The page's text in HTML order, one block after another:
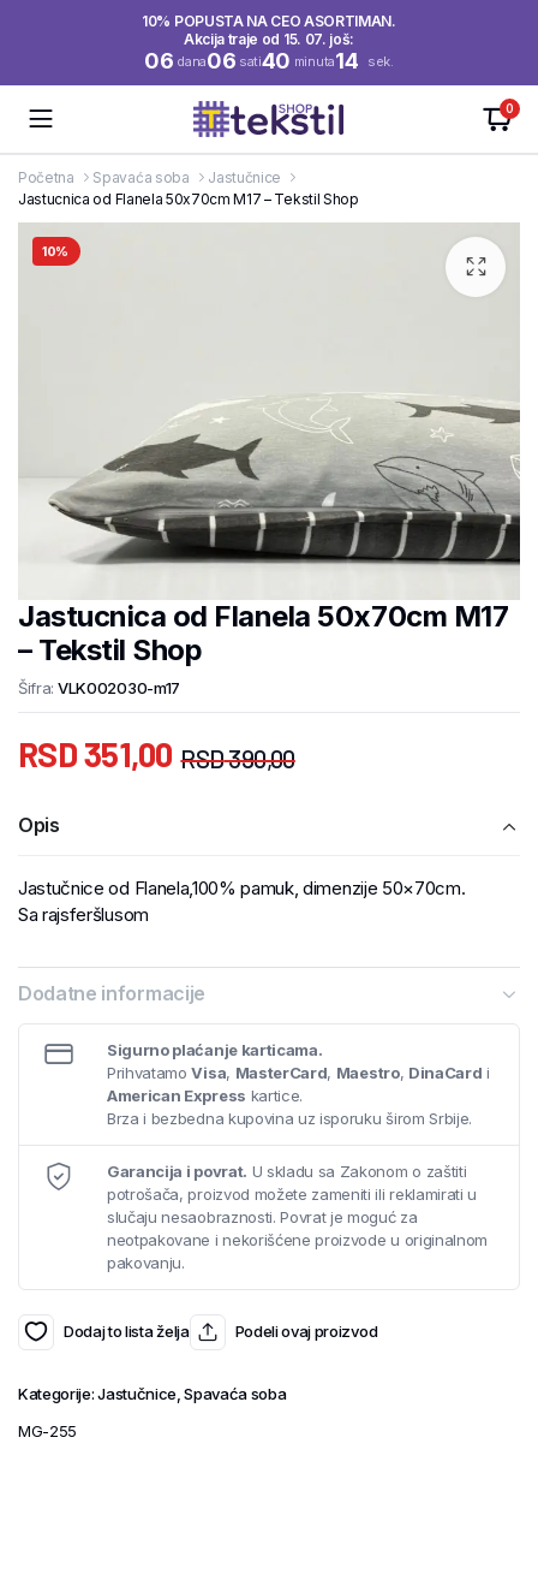
10% POPUSTA NA CEO ASORTIMAN.
Akcija traje od 15. 07. još:
06 dana06 sati40 minuta14 sek.
0
Početna Spavaća soba
Jastučnice
Jastucnica od Flanela 50x70cm M17 – Tekstil Shop
10%
Jastucnica od Flanela 50x70cm M17
– Tekstil Shop
Šifra: VLK002030-m17
RSD390,00
RSD351,00
Opis
Jastučnice od Flanela,100% pamuk, dimenzije 50×70cm.
Sa rajsferšlusom
Dodatne informacije
Sigurno plaćanje karticama.
PrihvatamoVisa, MasterCard, Maestro, DinaCard i
American Express kartice.
Brza i bezbedna kupovina uz isporuku širom Srbije.
Garancija i povrat. U skladu sa Zakonom o zaštiti
potrošača, proizvod možete zameniti ili reklamirati u
slučaju nesaobraznosti. Povrat je moguć za
neotpakovane i nekorišćene proizvode u originalnom
pakovanju.
Dodaj to lista želja Podeli ovaj proizvod
Kategorije:Jastučnice ,Spavaća soba
MG-255